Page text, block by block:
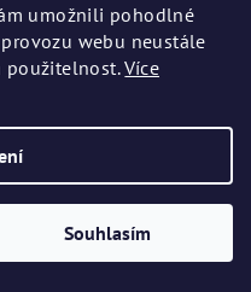
umožnili pohodlné
webu neustále
použitelnost.Více
Souhlasím
cookies